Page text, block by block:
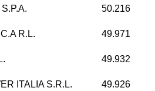
50.216
R.L. 49.971
49.932
ITALIA S.R.L. 49.926